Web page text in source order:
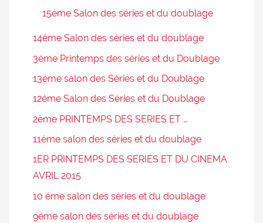
15éme Salon des séries et du doublage
14éme Salon des séries et du doublage
3éme Printemps des séries et du Doublage
13éme salon des Séries et du Doublage
12éme Salon des Séries et du Doublage
2ème PRINTEMPS DES SERIES ET …
11éme salon des séries et du doublage
1ER PRINTEMPS DES SERIES ET DU CINEMA
AVRIL 2015
10 éme salon des séries et du doublage
9éme salon des séries et du doublage